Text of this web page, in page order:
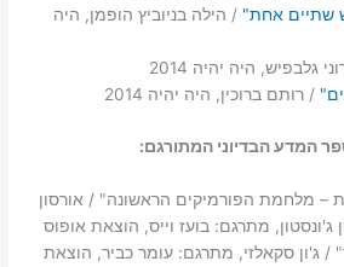
שתיים אחת"/ הילה בניוביץ הופמן, היה
גלבפיש, היה יהיה 2014
/ רותם ברוכין, היה יהיה 2014
המדע הבדיוני המתורגם:
– מלחמת הפורמיקים הראשונה" / אורסון
ג'ונסטון, מתרגם: בועז וייס, הוצאת אופוס
/ ג'ון סקאלזי, מתרגם: עומר כביר, הוצאת